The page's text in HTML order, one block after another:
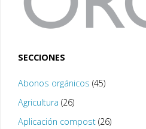
SECCIONES
Abonos orgánicos (45)
Agricultura (26)
Aplicación compost(26)